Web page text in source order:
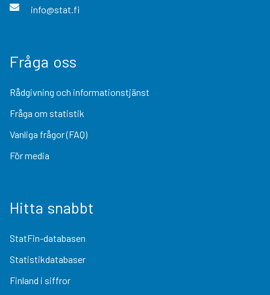
info@stat.fi
Fråga oss
Rådgivning och informationstjänst
Fråga om statistik
Vanliga frågor (FAQ)
För media
Hitta snabbt
StatFin-databasen
Statistikdatabaser
Finland i siffror